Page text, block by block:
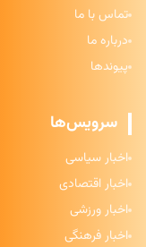
تماس با ما
درباره ما
پیوندها
سرویس‌ها
اخبار سیاسی
اخبار اقتصادی
اخبار ورزشی
اخبار فرهنگی